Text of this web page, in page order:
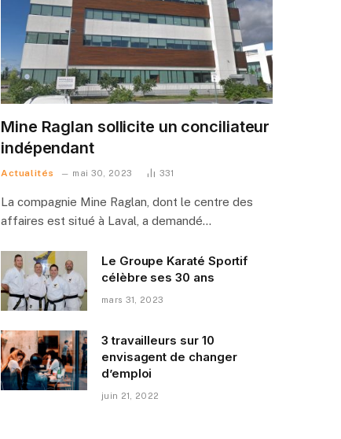
Mine Raglan sollicite un conciliateur
indépendant
Actualités mai 30, 2023 331
La compagnie Mine Raglan, dont le centre des
affaires est situé à Laval, a demandé…
Le Groupe Karaté Sportif
célèbre ses 30 ans
mars 31, 2023
3 travailleurs sur 10
envisagent de changer
d’emploi
juin 21, 2022